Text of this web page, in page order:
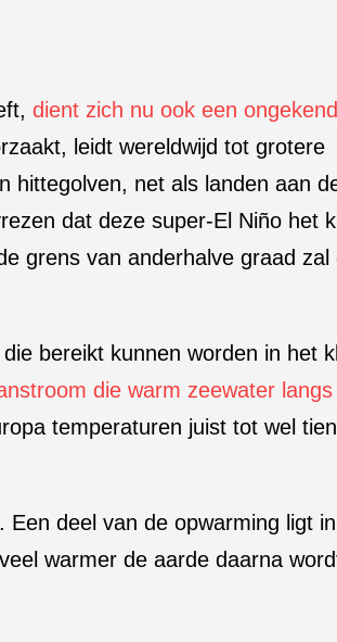
dient zich nu ook een
leidt wereldwijd tot grotere
hittegolven, net als landen aan
dat deze super-El Niño het
grens van anderhalve graad zal
bereikt kunnen worden in het
die warm zeewater
temperaturen juist tot wel
deel van de opwarming ligt
warmer de aarde daarna